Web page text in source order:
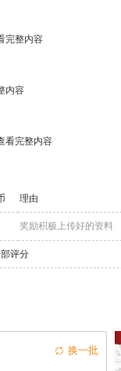
完整内容
内容
看完整内容
理由
奖励积极上传好的资料
评分
换一批